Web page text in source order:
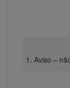
Aviso –